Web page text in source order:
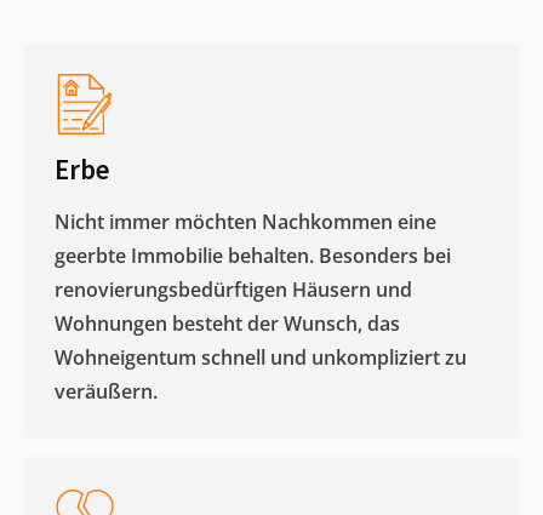
Erbe
Nicht immer möchten Nachkommen eine
geerbte Immobilie behalten. Besonders bei
renovierungsbedürftigen Häusern und
Wohnungen besteht der Wunsch, das
Wohneigentum schnell und unkompliziert zu
veräußern. ​